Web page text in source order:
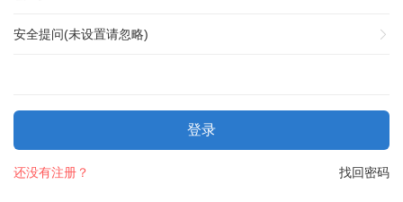
安全提问(未设置请忽略)
登录
找回密码
还没有注册？